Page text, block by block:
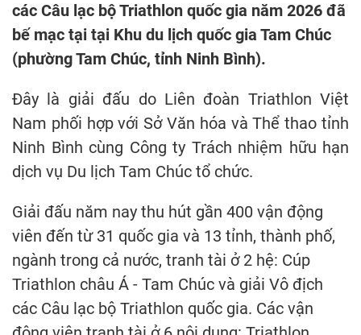
các Câu lạc bộ Triathlon quốc gia năm 2026 đã
bế mạc tại tại Khu du lịch quốc gia Tam Chúc
(phường Tam Chúc, tỉnh Ninh Bình).
Đây là giải đấu do Liên đoàn Triathlon Việt
Nam phối hợp với Sở Văn hóa và Thể thao tỉnh
Ninh Bình cùng Công ty Trách nhiệm hữu hạn
dịch vụ Du lịch Tam Chúc tổ chức.
Giải đấu năm nay thu hút gần 400 vận động
viên đến từ 31 quốc gia và 13 tỉnh, thành phố,
ngành trong cả nước, tranh tài ở 2 hệ: Cúp
Triathlon châu Á - Tam Chúc và giải Vô địch
các Câu lạc bộ Triathlon quốc gia. Các vận